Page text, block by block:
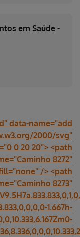
em Saúde -
data-name="add
2000/svg"
0 20 20"> <path
8272"
/> <path
8273"
1.667h-